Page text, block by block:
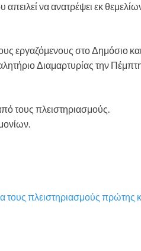
να ανατρέψει εκ
εργαζόμενους στο Δημόσιο
Διαμαρτυρίας την
τους πλειστηριασμούς.
τους πλειστηριασμούς πρώτης